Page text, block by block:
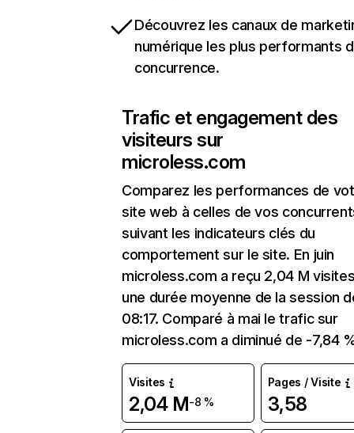
Découvrez les canaux de
numérique les plus performants
concurrence.
Trafic et engagement des
visiteurs sur
microless.com
Comparez les performances de
site web à celles de vos
suivant les indicateurs clés du
comportement sur le site. En juin
microless.com a reçu 2,04 M
une durée moyenne de la session
08:17. Comparé à mai le trafic sur
microless.com a diminué de -7,84
Visites
2,04 M-8 %
Pages / Visite
3,58